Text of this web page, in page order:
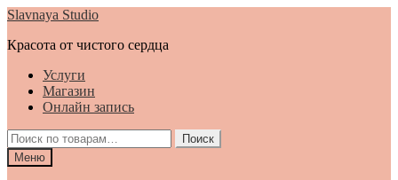
Перейти
навигации
Перейти
содержимому
Slavnaya Studio
Красота от чистого сердца
Услуги
Магазин
Онлайн запись
Искать:
Поиск
Меню